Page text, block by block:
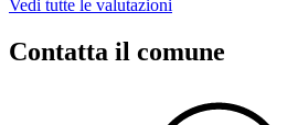
Vedi tutte le valutazioni
Contatta il comune